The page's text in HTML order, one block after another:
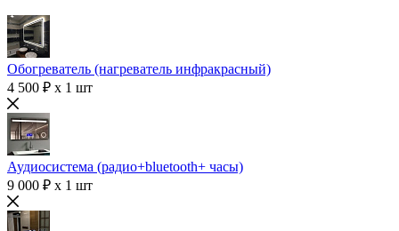
Обогреватель (нагреватель инфракрасный)
4 500 ₽ x 1 шт
Аудиосистема (радио+bluetooth+ часы)
9 000 ₽ x 1 шт